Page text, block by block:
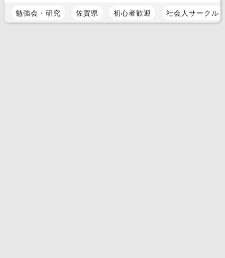
勉強会・研究 佐賀県 初心者歓迎 社会人サークル